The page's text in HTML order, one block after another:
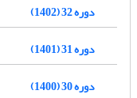
دوره 32 (1402)
دوره 31 (1401)
دوره 30 (1400)